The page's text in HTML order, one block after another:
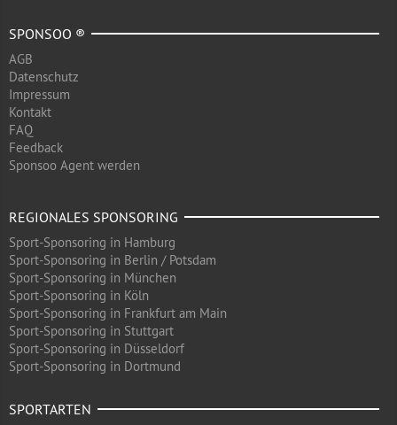
SPONSOO ®
AGB
Datenschutz
Impressum
Kontakt
FAQ
Feedback
Sponsoo Agent werden
REGIONALES SPONSORING
Sport-Sponsoring in Hamburg
Sport-Sponsoring in Berlin / Potsdam
Sport-Sponsoring in München
Sport-Sponsoring in Köln
Sport-Sponsoring in Frankfurt am Main
Sport-Sponsoring in Stuttgart
Sport-Sponsoring in Düsseldorf
Sport-Sponsoring in Dortmund
SPORTARTEN